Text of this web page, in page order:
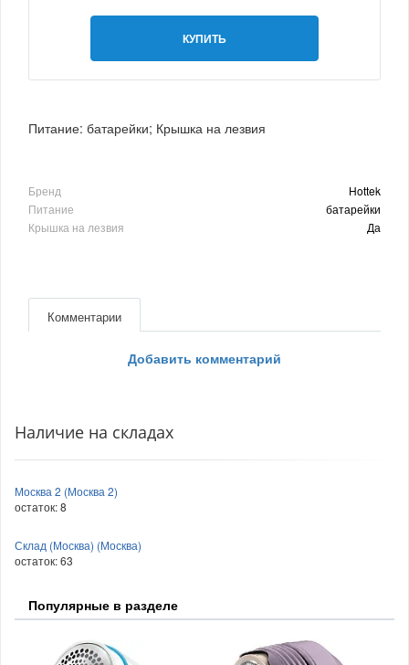
КУПИТЬ
Питание: батарейки; Крышка на лезвия
Бренд
Hottek
Питание
батарейки
Крышка на лезвия
Да
Комментарии
Добавить комментарий
Наличие на складах
Москва 2 (Москва 2)
остаток:8
Склад (Москва) (Москва)
остаток:63
Популярные в разделе